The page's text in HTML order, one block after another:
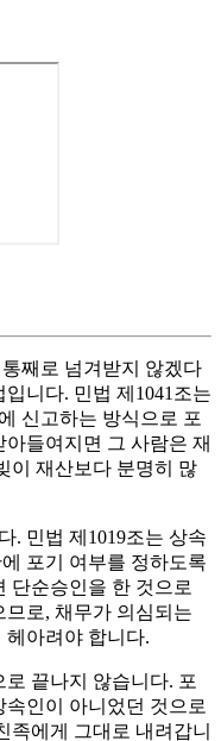
째로 넘겨받지 않겠다
니다. 민법 제1041조는
신고하는 방식으로 포
들여지면 그 사람은 재
이 재산보다 분명히 많
. 민법 제1019조는 상속
포기 여부를 정하도록
단순승인을 한 것으로
로, 채무가 의심되는
헤아려야 합니다.
끝나지 않습니다. 포
인이 아니었던 것으로
족에게 그대로 내려갑니